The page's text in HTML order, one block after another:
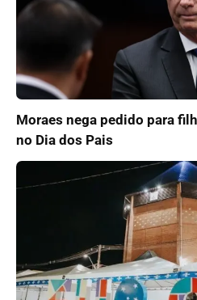
Moraes nega pedido para
no Dia dos Pais